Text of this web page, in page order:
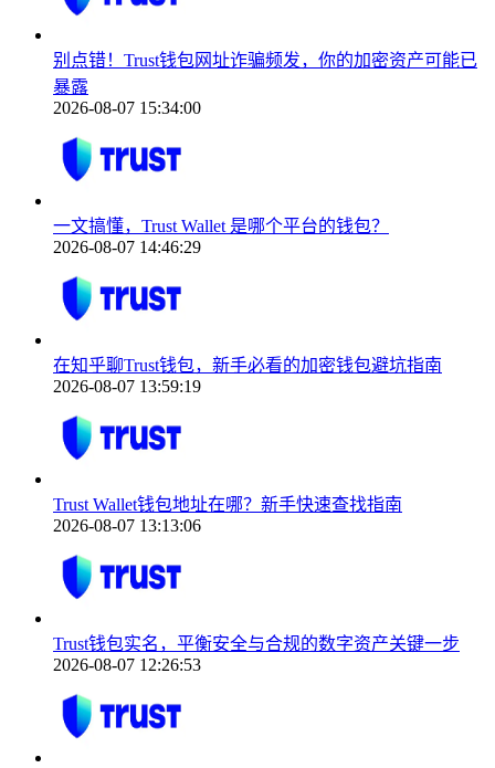
别点错！Trust钱包网址诈骗频发，你的加密资产可能已
暴露
2026-08-07 15:34:00
一文搞懂，Trust Wallet 是哪个平台的钱包？
2026-08-07 14:46:29
在知乎聊Trust钱包，新手必看的加密钱包避坑指南
2026-08-07 13:59:19
Trust Wallet钱包地址在哪？新手快速查找指南
2026-08-07 13:13:06
Trust钱包实名，平衡安全与合规的数字资产关键一步
2026-08-07 12:26:53